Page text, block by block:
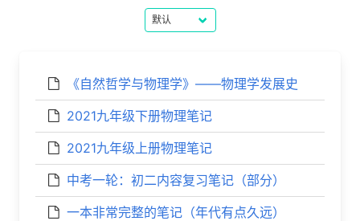
《自然哲学与物理学》——物理学发展史
2021九年级下册物理笔记
2021九年级上册物理笔记
中考一轮：初二内容复习笔记（部分）
一本非常完整的笔记（年代有点久远）